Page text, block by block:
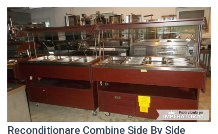
Reconditionare Combine Side By Side